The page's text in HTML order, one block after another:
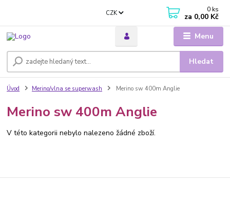
Menu
CZK
Hledat
0 ks
za 0,00 Kč
Úvod Merino/vlna se superwash Merino sw 400m Anglie
Merino sw 400m Anglie
V této kategorii nebylo nalezeno žádné zboží.